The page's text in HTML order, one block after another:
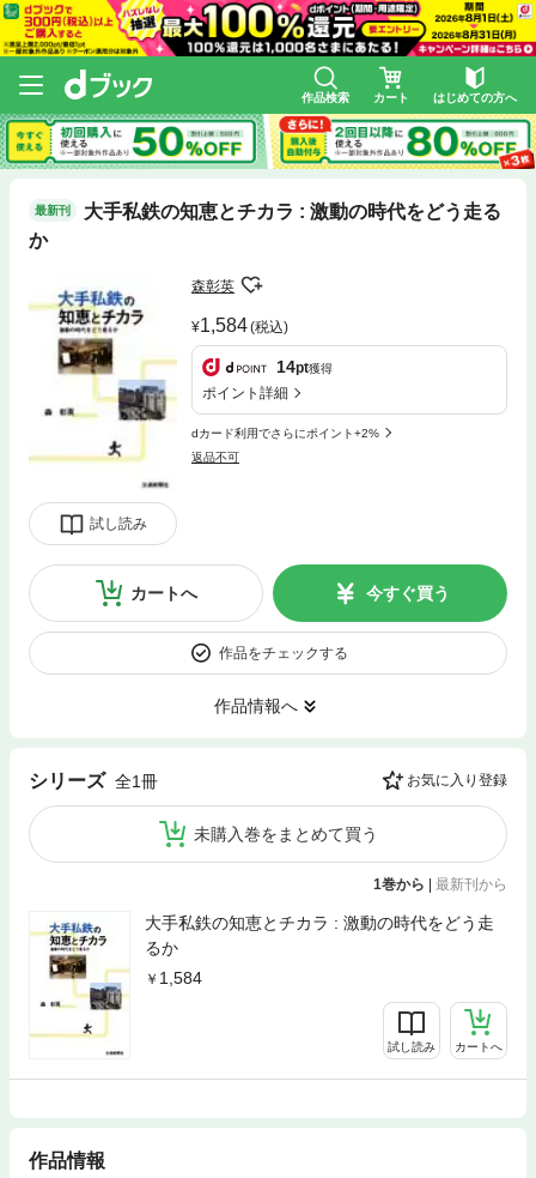
作品検索 カート はじめての方へ
最新刊
大手私鉄の知恵とチカラ : 激動の時代をどう走る
か
試し読み
森彰英
1,584(税込)
14pt獲得
ポイント詳細
dカード利用でさらにポイント+2%
返品不可
カートへ 今すぐ買う
作品をチェックする
作品情報へ
シリーズ 全1冊 お気に入り登録
未購入巻をまとめて買う
1巻から 最新刊から
大手私鉄の知恵とチカラ : 激動の時代をどう走
るか
1,584
試し読み カートへ
作品情報